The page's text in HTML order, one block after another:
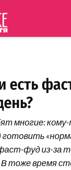
життя
В
есть
многие: кому-
готовить
фуд из-за
В тоже время